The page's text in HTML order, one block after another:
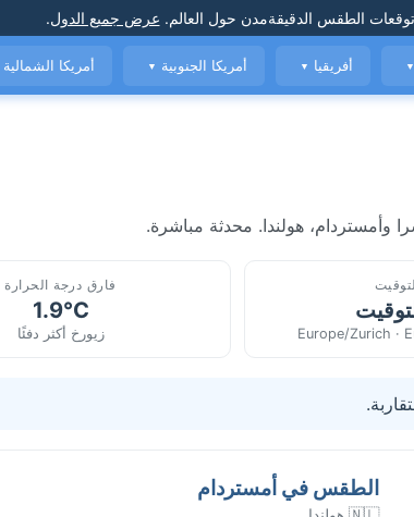
توقعات الطقس الدقيقةمدن حول العالم. عرض جميع الدول.
▼ أفريقيا ▼ أمريكا الجنوبية ▼ أمريكا الشمالية
وأمستردام، هولندا. محدثة مباشرة.
Europe/Zurich ·
فارق درجة الحرارة
1.9°C
زيورخ أكثر دفئًا
الطقس في أمستردام